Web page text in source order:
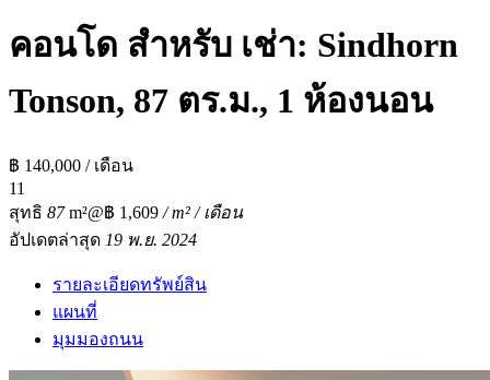
คอนโด สำหรับ เช่า: Sindhorn
Tonson, 87 ตร.ม., 1 ห้องนอน
฿ 140,000 / เดือน
11
สุทธิ 87m²@฿ 1,609 / m² / เดือน
อัปเดตล่าสุด 19 พ.ย. 2024
รายละเอียดทรัพย์สิน
แผนที่
มุมมองถนน